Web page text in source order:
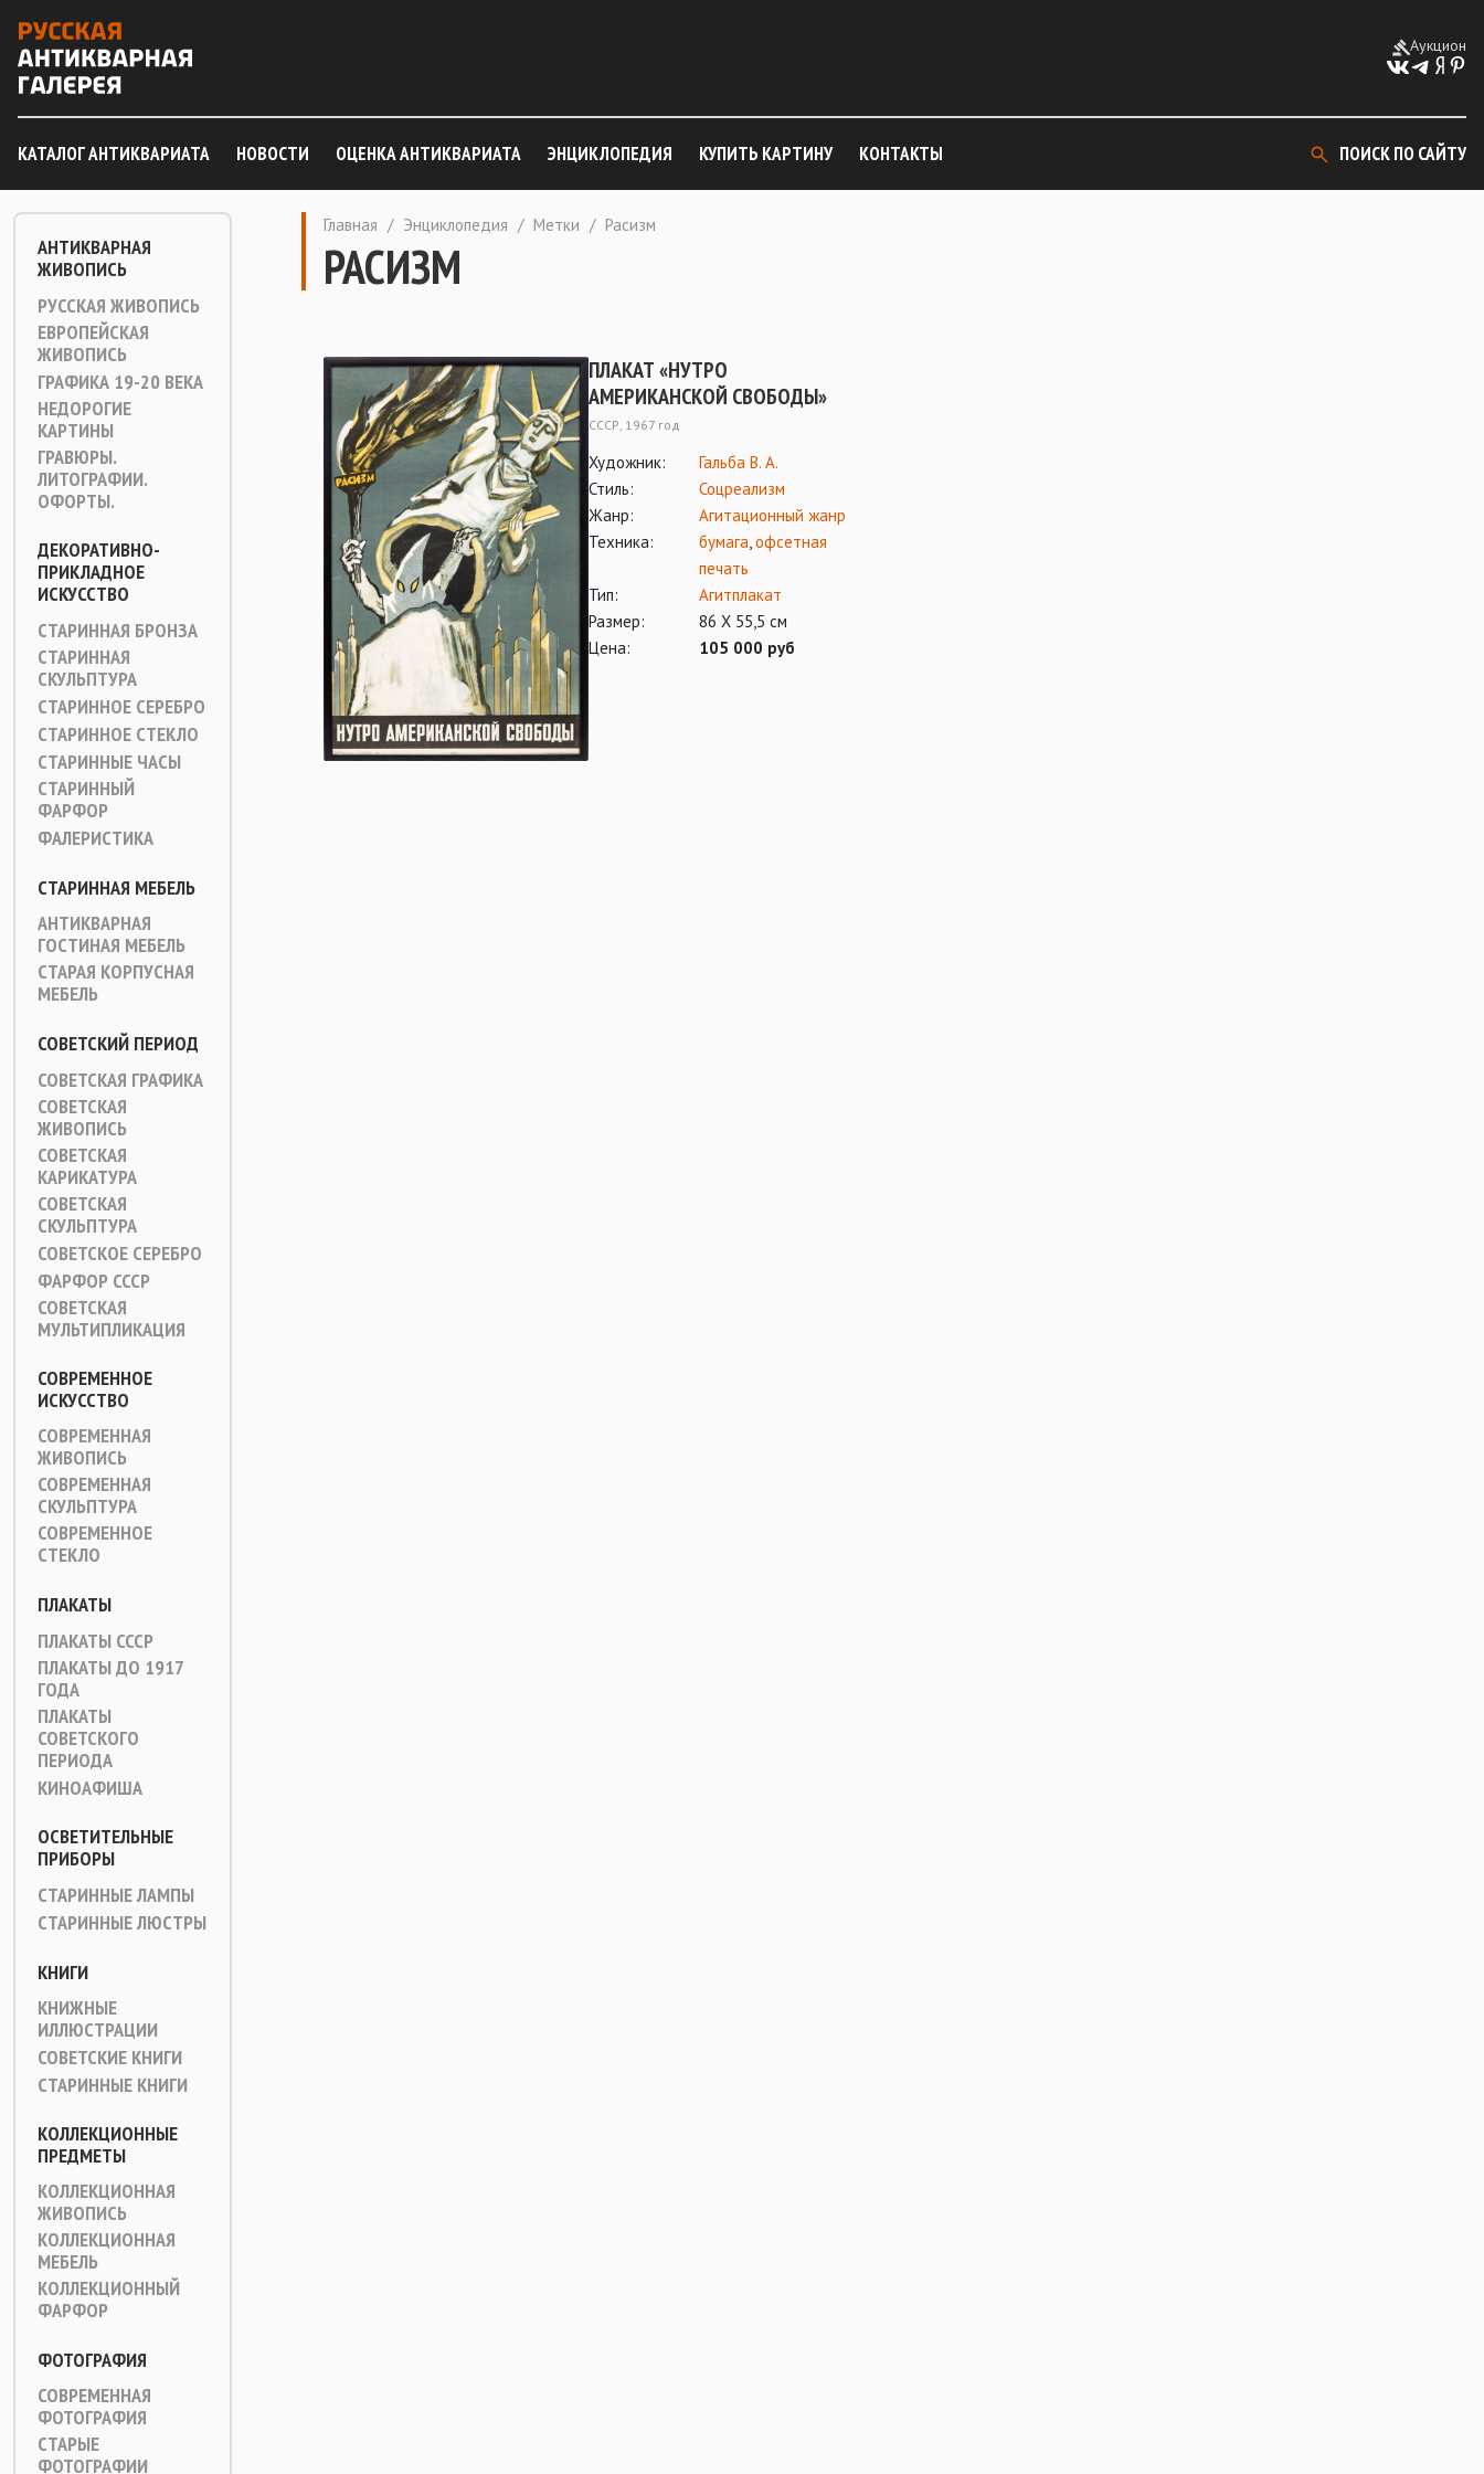
Аукцион
КАТАЛОГ АНТИКВАРИАТА НОВОСТИ ОЦЕНКА АНТИКВАРИАТА ЭНЦИКЛОПЕДИЯ КУПИТЬ КАРТИНУ КОНТАКТЫ ПОИСК ПО САЙТУ
АНТИКВАРНАЯ
ЖИВОПИСЬ
РУССКАЯ ЖИВОПИСЬ
ЕВРОПЕЙСКАЯ
ЖИВОПИСЬ
ГРАФИКА 19-20 ВЕКА
НЕДОРОГИЕ
КАРТИНЫ
ГРАВЮРЫ.
ЛИТОГРАФИИ.
ОФОРТЫ.
ДЕКОРАТИВНО-
ПРИКЛАДНОЕ
ИСКУССТВО
СТАРИННАЯ БРОНЗА
СТАРИННАЯ
СКУЛЬПТУРА
СТАРИННОЕ СЕРЕБРО
СТАРИННОЕ СТЕКЛО
СТАРИННЫЕ ЧАСЫ
СТАРИННЫЙ
ФАРФОР
ФАЛЕРИСТИКА
СТАРИННАЯ МЕБЕЛЬ
АНТИКВАРНАЯ
ГОСТИНАЯ МЕБЕЛЬ
СТАРАЯ КОРПУСНАЯ
МЕБЕЛЬ
СОВЕТСКИЙ ПЕРИОД
СОВЕТСКАЯ ГРАФИКА
СОВЕТСКАЯ
ЖИВОПИСЬ
СОВЕТСКАЯ
КАРИКАТУРА
СОВЕТСКАЯ
СКУЛЬПТУРА
СОВЕТСКОЕ СЕРЕБРО
ФАРФОР СССР
СОВЕТСКАЯ
МУЛЬТИПЛИКАЦИЯ
СОВРЕМЕННОЕ
ИСКУССТВО
СОВРЕМЕННАЯ
ЖИВОПИСЬ
СОВРЕМЕННАЯ
СКУЛЬПТУРА
СОВРЕМЕННОЕ
СТЕКЛО
ПЛАКАТЫ
ПЛАКАТЫ СССР
ПЛАКАТЫ ДО 1917
ГОДА
ПЛАКАТЫ
СОВЕТСКОГО
ПЕРИОДА
КИНОАФИША
ОСВЕТИТЕЛЬНЫЕ
ПРИБОРЫ
СТАРИННЫЕ ЛАМПЫ
СТАРИННЫЕ ЛЮСТРЫ
КНИГИ
КНИЖНЫЕ
ИЛЛЮСТРАЦИИ
СОВЕТСКИЕ КНИГИ
СТАРИННЫЕ КНИГИ
КОЛЛЕКЦИОННЫЕ
ПРЕДМЕТЫ
КОЛЛЕКЦИОННАЯ
ЖИВОПИСЬ
КОЛЛЕКЦИОННАЯ
МЕБЕЛЬ
КОЛЛЕКЦИОННЫЙ
ФАРФОР
ФОТОГРАФИЯ
СОВРЕМЕННАЯ
ФОТОГРАФИЯ
СТАРЫЕ
ФОТОГРАФИИ
Главная / Энциклопедия / Метки / Расизм
РАСИЗМ
ПЛАКАТ «НУТРО
АМЕРИКАНСКОЙ СВОБОДЫ»
СССР, 1967 год
Художник:
Гальба В. А.
Стиль:
Соцреализм
Жанр:
Агитационный жанр
Техника:
бумага,офсетная
печать
Тип:
Агитплакат
Размер:
86 Х 55,5 см
Цена:
105 000 руб